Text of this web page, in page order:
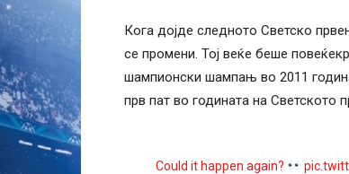
Кога дојде следното Светско
се промени. Тој веќе беше
шампионски шампањ во 2011
прв пат во годината на Светското
Could it happen again?